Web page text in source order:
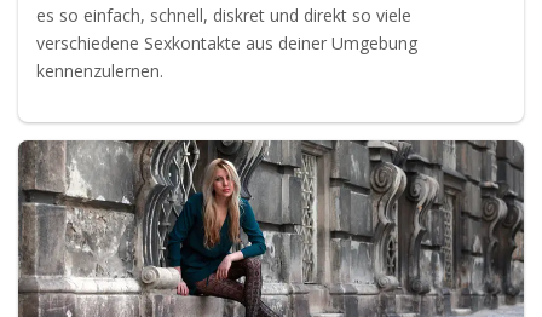
es so einfach, schnell, diskret und direkt so viele
verschiedene Sexkontakte aus deiner Umgebung
kennenzulernen.